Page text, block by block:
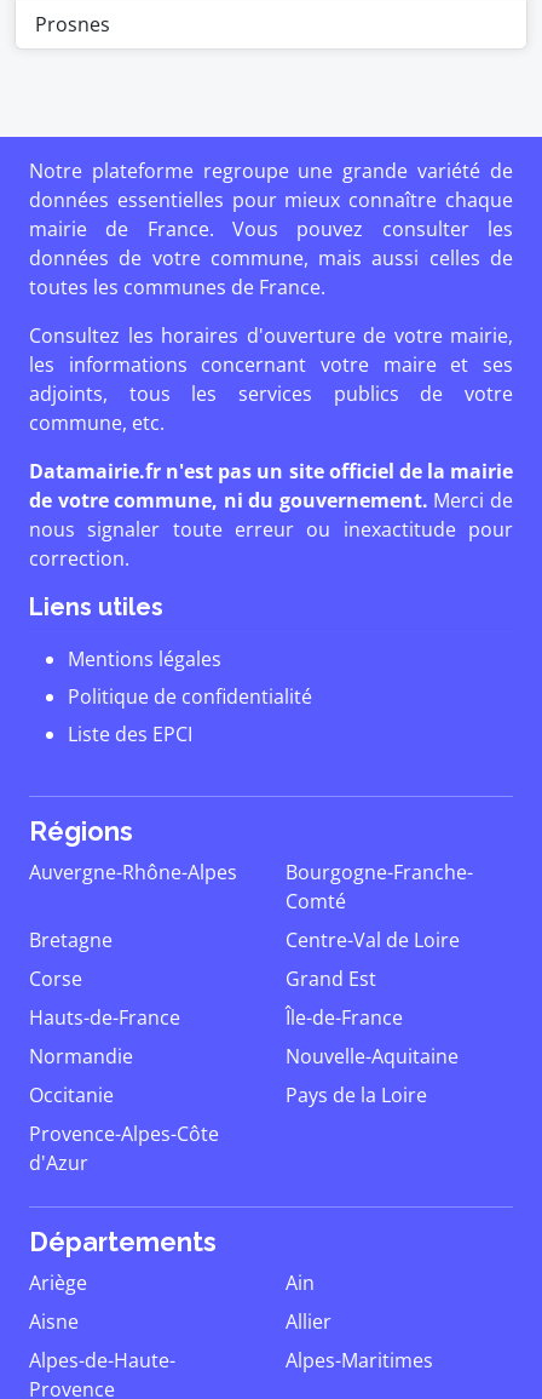
Prosnes
Notre plateforme regroupe une grande variété de
données essentielles pour mieux connaître chaque
mairie de France. Vous pouvez consulter les
données de votre commune, mais aussi celles de
toutes les communes de France.
Consultez les horaires d'ouverture de votre mairie,
les informations concernant votre maire et ses
adjoints, tous les services publics de votre
commune, etc.
Datamairie.fr n'est pas un site officiel de la mairie
de votre commune, ni du gouvernement. Merci de
nous signaler toute erreur ou inexactitude pour
correction.
Liens utiles
Mentions légales
Politique de confidentialité
Liste des EPCI
Régions
Auvergne-Rhône-Alpes
Bourgogne-Franche-
Comté
Bretagne
Centre-Val de Loire
Corse
Grand Est
Hauts-de-France
Île-de-France
Normandie
Nouvelle-Aquitaine
Occitanie
Pays de la Loire
Provence-Alpes-Côte
d'Azur
Départements
Ariège
Ain
Aisne
Allier
Alpes-de-Haute-
Provence
Alpes-Maritimes